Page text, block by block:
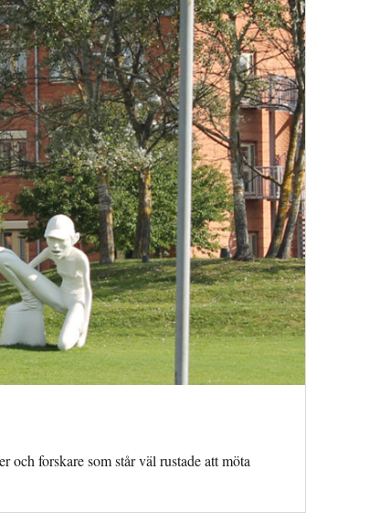
forskare som står väl rustade att möta